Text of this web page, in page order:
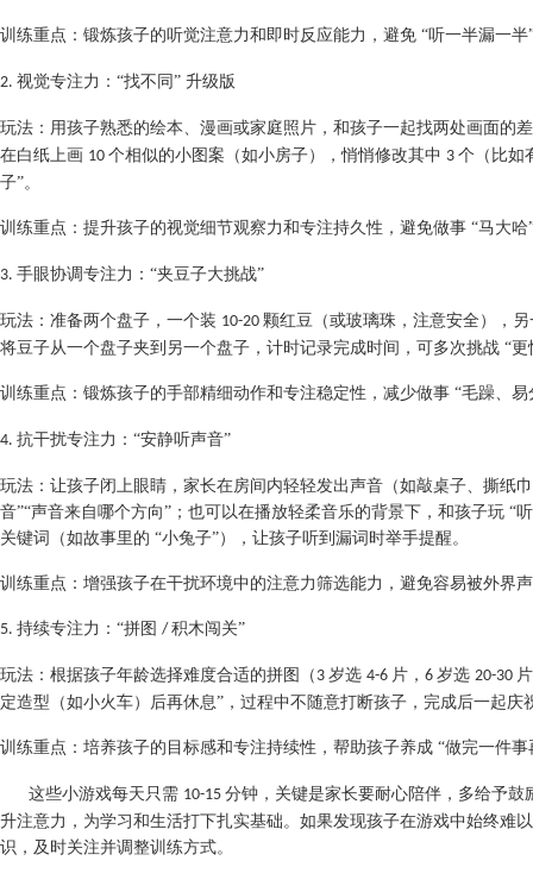
训练重点：锻炼孩子的听觉注意力和即时反应能力，避免 “听一半漏一
2. 视觉专注力：“找不同” 升级版
玩法：用孩子熟悉的绘本、漫画或家庭照片，和孩子一起找两处画面的
在白纸上画 10 个相似的小图案（如小房子），悄悄修改其中 3 个（比如
子”。
训练重点：提升孩子的视觉细节观察力和专注持久性，避免做事 “马大
3. 手眼协调专注力：“夹豆子大挑战”
玩法：准备两个盘子，一个装 10-20 颗红豆（或玻璃珠，注意安全），
将豆子从一个盘子夹到另一个盘子，计时记录完成时间，可多次挑战 “更
训练重点：锻炼孩子的手部精细动作和专注稳定性，减少做事 “毛躁、
4. 抗干扰专注力：“安静听声音”
玩法：让孩子闭上眼睛，家长在房间内轻轻发出声音（如敲桌子、撕纸
音”“声音来自哪个方向”；也可以在播放轻柔音乐的背景下，和孩子玩
关键词（如故事里的 “小兔子”），让孩子听到漏词时举手提醒。
训练重点：增强孩子在干扰环境中的注意力筛选能力，避免容易被外界
5. 持续专注力：“拼图 /积木闯关”
玩法：根据孩子年龄选择难度合适的拼图（ 3 岁选 4-6 片， 6 岁选 20-30
定造型（如小火车）后再休息”，过程中不随意打断孩子，完成后一起庆
训练重点：培养孩子的目标感和专注持续性，帮助孩子养成 “做完一件
这些小游戏每天只需 10-15 分钟，关键是家长要耐心陪伴，多给予
升注意力，为学习和生活打下扎实基础。如果发现孩子在游戏中始终难
识，及时关注并调整训练方式。